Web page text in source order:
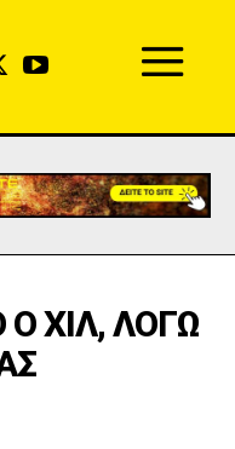
ΧΙΛ, ΛΟΓΩ